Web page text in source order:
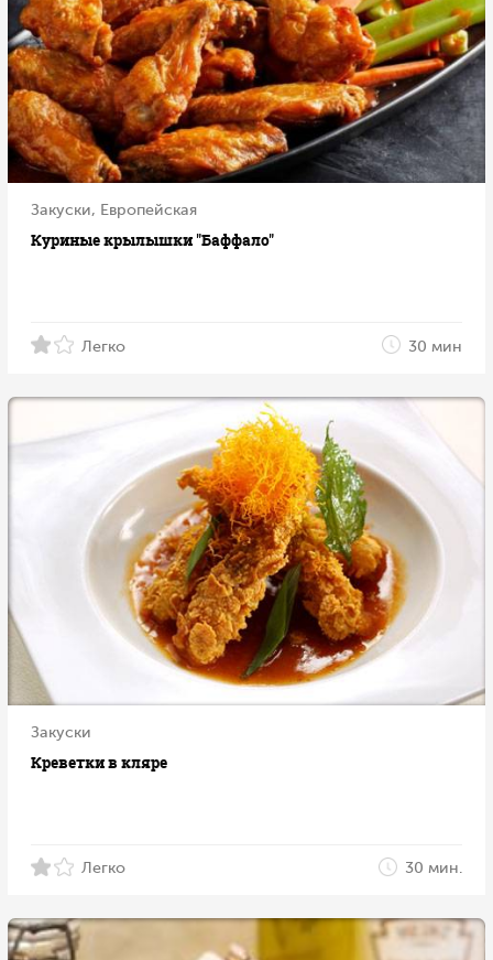
Закуски, Европейская
Куриные крылышки "Баффало"
Легко 30 мин
Закуски
Креветки в кляре
Легко 30 мин.